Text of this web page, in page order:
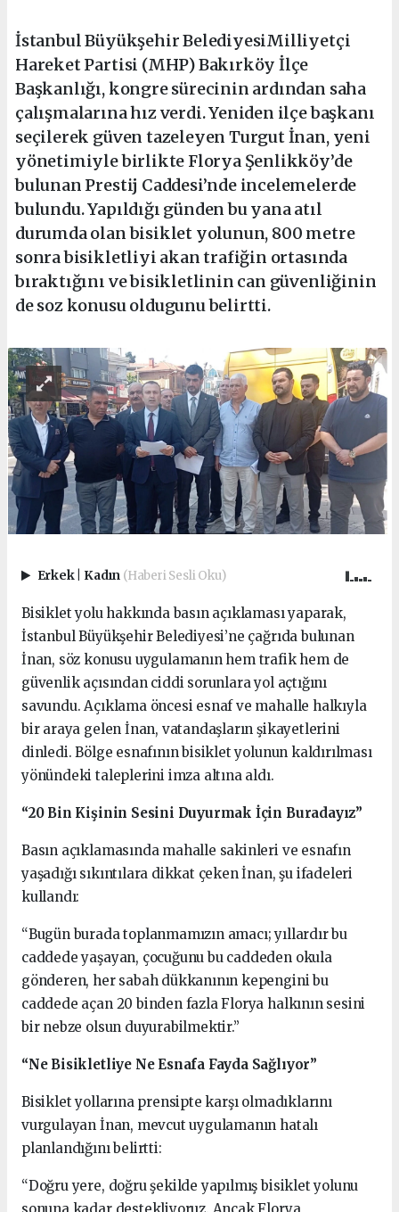
İstanbul Büyükşehir BelediyesiMilliyetçi
Hareket Partisi (MHP) Bakırköy İlçe
Başkanlığı, kongre sürecinin ardından saha
çalışmalarına hız verdi. Yeniden ilçe başkanı
seçilerek güven tazeleyen Turgut İnan, yeni
yönetimiyle birlikte Florya Şenlikköy’de
bulunan Prestij Caddesi’nde incelemelerde
bulundu. Yapıldığı günden bu yana atıl
durumda olan bisiklet yolunun, 800 metre
sonra bisikletliyi akan trafiğin ortasında
bıraktığını ve bisikletlinin can güvenliğinin
de soz konusu oldugunu belirtti.
Erkek Kadın (Haberi Sesli Oku)
Bisiklet yolu hakkında basın açıklaması yaparak,
İstanbul Büyükşehir Belediyesi’ne çağrıda bulunan
İnan, söz konusu uygulamanın hem trafik hem de
güvenlik açısından ciddi sorunlara yol açtığını
savundu. Açıklama öncesi esnaf ve mahalle halkıyla
bir araya gelen İnan, vatandaşların şikayetlerini
dinledi. Bölge esnafının bisiklet yolunun kaldırılması
yönündeki taleplerini imza altına aldı.
“20 Bin Kişinin Sesini Duyurmak İçin Buradayız”
Basın açıklamasında mahalle sakinleri ve esnafın
yaşadığı sıkıntılara dikkat çeken İnan, şu ifadeleri
kullandı:
“Bugün burada toplanmamızın amacı; yıllardır bu
caddede yaşayan, çocuğunu bu caddeden okula
gönderen, her sabah dükkanının kepengini bu
caddede açan 20 binden fazla Florya halkının sesini
bir nebze olsun duyurabilmektir.”
“Ne Bisikletliye Ne Esnafa Fayda Sağlıyor”
Bisiklet yollarına prensipte karşı olmadıklarını
vurgulayan İnan, mevcut uygulamanın hatalı
planlandığını belirtti:
“Doğru yere, doğru şekilde yapılmış bisiklet yolunu
sonuna kadar destekliyoruz. Ancak Florya